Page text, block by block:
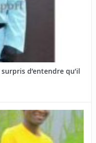
d’entendre qu’il